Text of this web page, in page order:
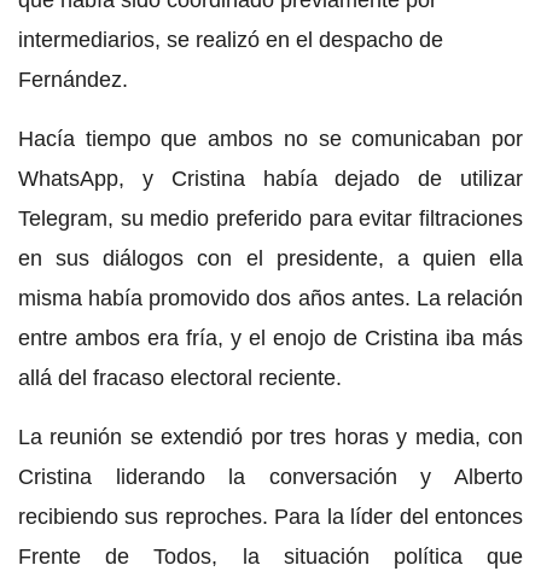
intermediarios, se realizó en el despacho de
Fernández.
Hacía tiempo que ambos no se comunicaban por
WhatsApp, y Cristina había dejado de utilizar
Telegram, su medio preferido para evitar filtraciones
en sus diálogos con el presidente, a quien ella
misma había promovido dos años antes. La relación
entre ambos era fría, y el enojo de Cristina iba más
allá del fracaso electoral reciente.
La reunión se extendió por tres horas y media, con
Cristina liderando la conversación y Alberto
recibiendo sus reproches. Para la líder del entonces
Frente de Todos, la situación política que